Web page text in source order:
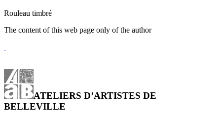
Rouleau timbré
The content of this web page only of the author
ATELIERS D’ARTISTES DE
BELLEVILLE